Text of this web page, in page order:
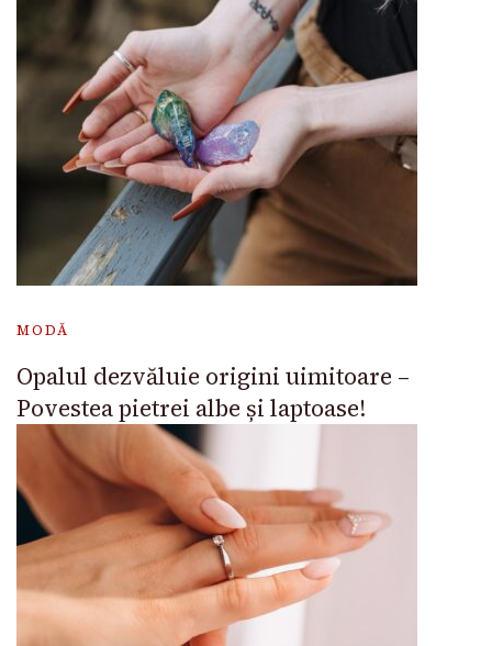
MODĂ
Opalul dezvăluie origini uimitoare –
Povestea pietrei albe și laptoase!